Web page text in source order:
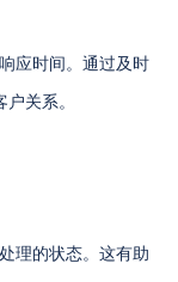
应时间。通过及时
关系。
理的状态。这有助